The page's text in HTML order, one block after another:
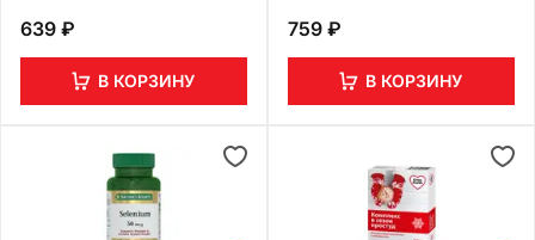
639 ₽
В КОРЗИНУ
759 ₽
В КОРЗИНУ